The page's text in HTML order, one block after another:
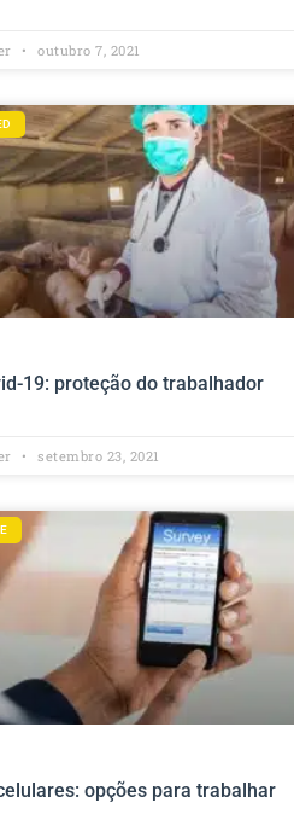
outubro 7, 2021
19: proteção do trabalhador
setembro 23, 2021
opções para trabalhar